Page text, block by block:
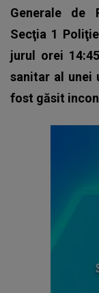
Generale de
Secţia 1
jurul orei
sanitar al unei
fost găsit